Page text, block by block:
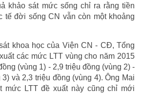
khảo sát mức sống chỉ ra rằng tiền
tế đời sống CN vẫn còn một khoảng
khoa học của Viện CN - CĐ, Tổng
các mức LTT vùng cho năm 2015
(vùng 1) - 2,9 triệu đồng (vùng 2) -
và 2,3 triệu đồng (vùng 4). Ông Mai
mức LTT đề xuất này cũng chỉ mới